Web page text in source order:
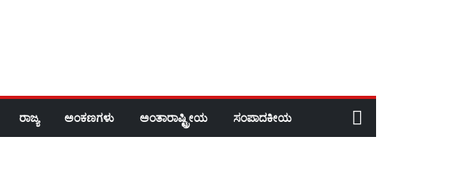
ರಾಜ್ಯ ಅಂಕಣಗಳು ಅಂತಾರಾಷ್ಟ್ರೀಯ ಸಂಪಾದಕೀಯ